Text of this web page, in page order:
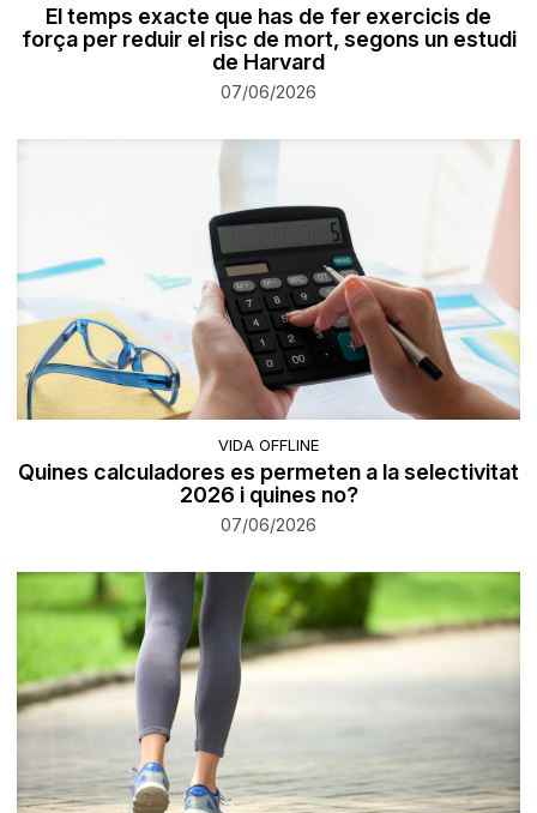
El temps exacte que has de fer exercicis de
força per reduir el risc de mort, segons un estudi
de Harvard
07/06/2026
VIDA OFFLINE
Quines calculadores es permeten a la selectivitat
2026 i quines no?
07/06/2026